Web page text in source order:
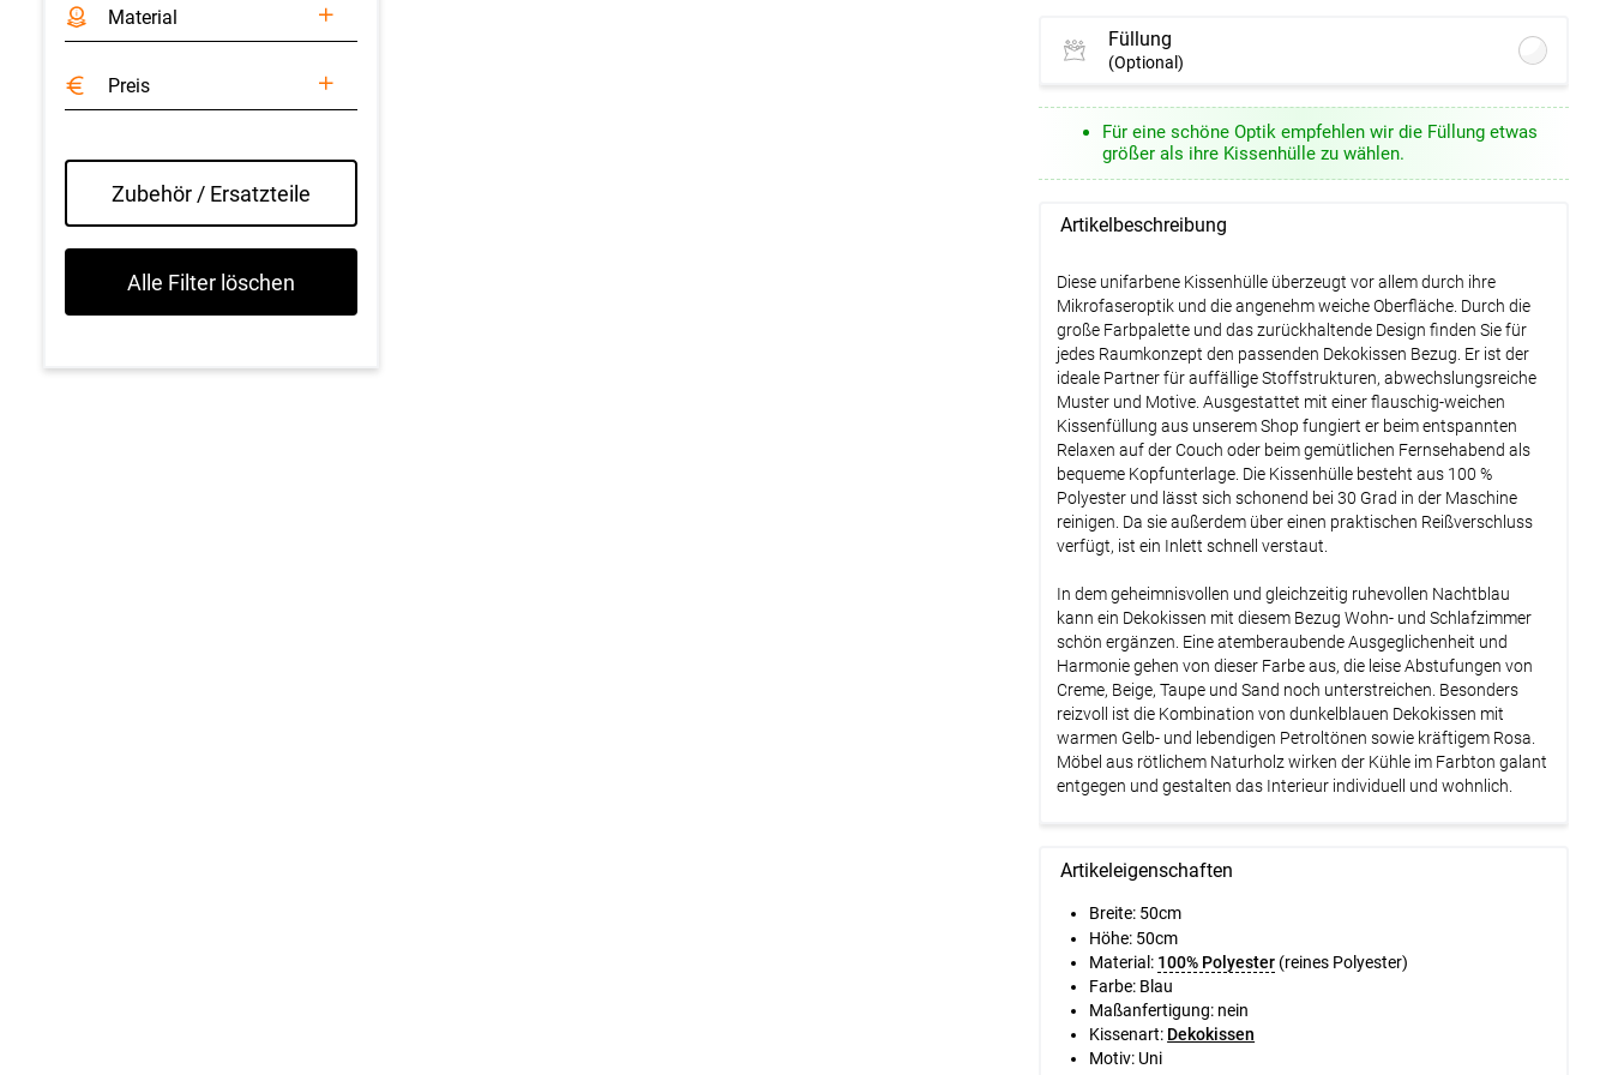
Material
Preis
Zubehör / Ersatzteile
Alle Filter löschen
Füllung
(Optional)
(ab +13,95 EUR)
Optionen verfügbar, bitte konfigurieren.
+13,45 EUR)
Weiter
Für eine schöne Optik empfehlen wir die Füllung etwas
größer als ihre Kissenhülle zu wählen.
Artikelbeschreibung
Diese unifarbene Kissenhülle überzeugt vor allem durch ihre
Mikrofaseroptik und die angenehm weiche Oberfläche. Durch die
große Farbpalette und das zurückhaltende Design finden Sie für
jedes Raumkonzept den passenden Dekokissen Bezug. Er ist der
ideale Partner für auffällige Stoffstrukturen, abwechslungsreiche
Muster und Motive. Ausgestattet mit einer flauschig-weichen
Kissenfüllung aus unserem Shop fungiert er beim entspannten
Relaxen auf der Couch oder beim gemütlichen Fernsehabend als
bequeme Kopfunterlage. Die Kissenhülle besteht aus 100 %
Polyester und lässt sich schonend bei 30 Grad in der Maschine
reinigen. Da sie außerdem über einen praktischen Reißverschluss
verfügt, ist ein Inlett schnell verstaut.
In dem geheimnisvollen und gleichzeitig ruhevollen Nachtblau
kann ein Dekokissen mit diesem Bezug Wohn- und Schlafzimmer
schön ergänzen. Eine atemberaubende Ausgeglichenheit und
Harmonie gehen von dieser Farbe aus, die leise Abstufungen von
Creme, Beige, Taupe und Sand noch unterstreichen. Besonders
reizvoll ist die Kombination von dunkelblauen Dekokissen mit
warmen Gelb- und lebendigen Petroltönen sowie kräftigem Rosa.
Möbel aus rötlichem Naturholz wirken der Kühle im Farbton galant
entgegen und gestalten das Interieur individuell und wohnlich.
Artikeleigenschaften
Breite: 50cm
Höhe: 50cm
Material: 100% Polyester (reines Polyester)
Farbe: Blau
Maßanfertigung: nein
Kissenart: Dekokissen
Motiv: Uni